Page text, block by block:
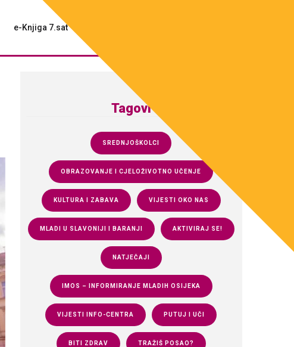
e-Knjiga 7.sat
Tagovi
SREDNJOŠKOLCI
OBRAZOVANJE I CJELOŽIVOTNO UČENJE
KULTURA I ZABAVA VIJESTI OKO NAS
MLADI U SLAVONIJI I BARANJI AKTIVIRAJ SE!
NATJEČAJI
IMOS – INFORMIRANJE MLADIH OSIJEKA
VIJESTI INFO-CENTRA PUTUJ I UČI
BITI ZDRAV TRAŽIŠ POSAO?